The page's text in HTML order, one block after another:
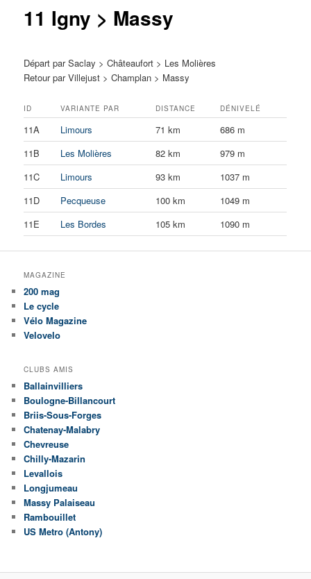
11 Igny > Massy
Départ par Saclay > Châteaufort > Les Molières
Retour par Villejust > Champlan > Massy
ID VARIANTE PAR DISTANCE DÉNIVELÉ
11A Limours 71 km
686 m
11B
Les Molières 82 km
979 m
11C
Limours 93 km
1037 m
11D
Pecqueuse 100 km
1049 m
11E
Les Bordes 105 km 1090 m
MAGAZINE
200 mag
Le cycle
Vélo Magazine
Velovelo
CLUBS AMIS
Ballainvilliers
Boulogne-Billancourt
Briis-Sous-Forges
Chatenay-Malabry
Chevreuse
Chilly-Mazarin
Levallois
Longjumeau
Massy Palaiseau
Rambouillet
US Metro (Antony)